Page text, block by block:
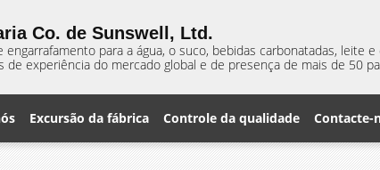
Co. de Sunswell, Ltd.
engarrafamento para a água, o suco, bebidas carbonatadas, leite e
de experiência do mercado global e de presença de mais de 50
Excursão da fábrica Controle da qualidade Contacte-